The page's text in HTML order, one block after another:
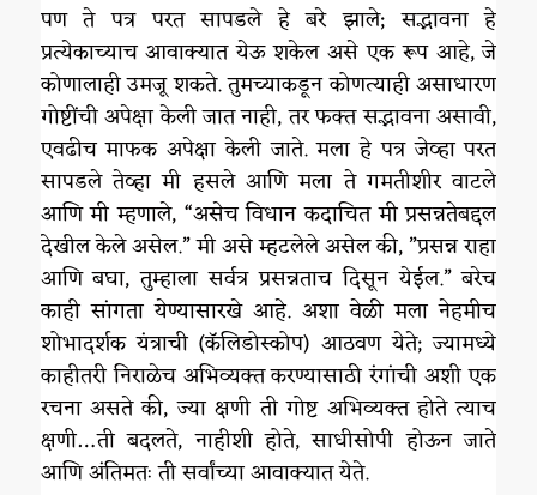
पण ते पत्र परत सापडले हे बरे झाले; सद्भावना हे
प्रत्येकाच्याच आवाक्यात येऊ शकेल असे एक रूप आहे, जे
कोणालाही उमजू शकते. तुमच्याकडून कोणत्याही असाधारण
गोष्टींची अपेक्षा केली जात नाही, तर फक्त सद्भावना असावी,
एवढीच माफक अपेक्षा केली जाते. मला हे पत्र जेव्हा परत
सापडले तेव्हा मी हसले आणि मला ते गमतीशीर वाटले
आणि मी म्हणाले, “असेच विधान कदाचित मी प्रसन्नतेबद्दल
देखील केले असेल.” मी असे म्हटलेले असेल की, ”प्रसन्न राहा
आणि बघा, तुम्हाला सर्वत्र प्रसन्नताच दिसून येईल.” बरेच
काही सांगता येण्यासारखे आहे. अशा वेळी मला नेहमीच
शोभादर्शक यंत्राची (कॅलिडोस्कोप) आठवण येते; ज्यामध्ये
काहीतरी निराळेच अभिव्यक्त करण्यासाठी रंगांची अशी एक
रचना असते की, ज्या क्षणी ती गोष्ट अभिव्यक्त होते त्याच
क्षणी…ती बदलते, नाहीशी होते, साधीसोपी होऊन जाते
आणि अंतिमतः ती सर्वांच्या आवाक्यात येते.